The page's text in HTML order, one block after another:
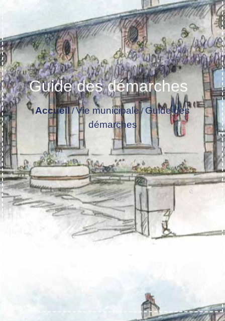
Guide des démarches
Accueil /Vie municipale/Guide des
démarches